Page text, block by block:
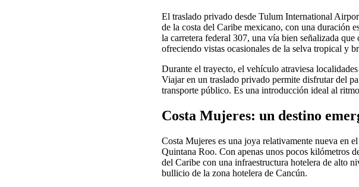
El traslado privado desde Tulum International
de la costa del Caribe mexicano, con una duración
la carretera federal 307, una vía bien señalizada
ofreciendo vistas ocasionales de la selva tropical y
Durante el trayecto, el vehículo atraviesa
Viajar en un traslado privado permite disfrutar del
transporte público. Es una introducción ideal al
Costa Mujeres: un destino
Costa Mujeres es una joya relativamente nueva en
Quintana Roo. Con apenas unos pocos kilómetros
del Caribe con una infraestructura hotelera de alto
bullicio de la zona hotelera de Cancún.